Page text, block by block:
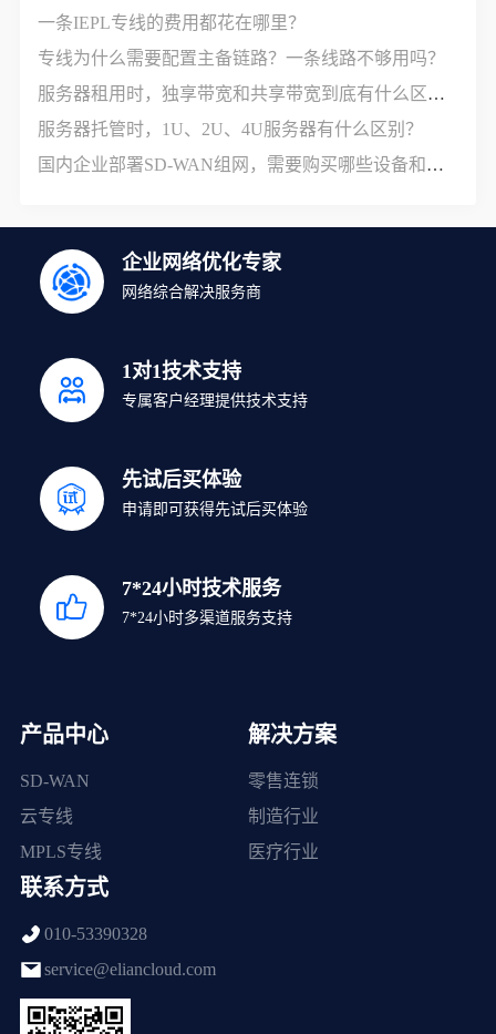
一条IEPL专线的费用都花在哪里？
专线为什么需要配置主备链路？一条线路不够用吗？
服务器租用时，独享带宽和共享带宽到底有什么区别？
服务器托管时，1U、2U、4U服务器有什么区别？
国内企业部署SD-WAN组网，需要购买哪些设备和服务？
企业网络优化专家
网络综合解决服务商
1对1技术支持
专属客户经理提供技术支持
先试后买体验
申请即可获得先试后买体验
7*24小时技术服务
7*24小时多渠道服务支持
产品中心
SD-WAN
云专线
MPLS专线
解决方案
零售连锁
制造行业
医疗行业
联系方式
010-53390328
service@eliancloud.com